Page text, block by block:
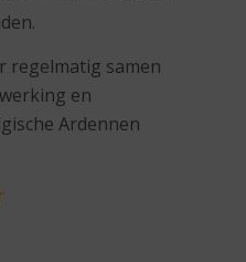
regelmatig samen
en
Ardennen